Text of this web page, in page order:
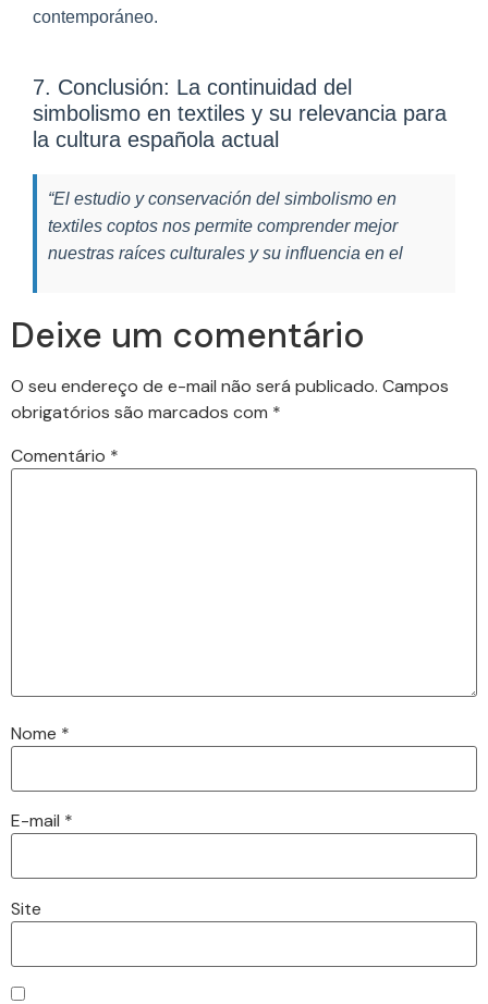
contemporáneo.
7. Conclusión: La continuidad del
simbolismo en textiles y su relevancia para
la cultura española actual
“El estudio y conservación del simbolismo en
textiles coptos nos permite comprender mejor
nuestras raíces culturales y su influencia en el
Deixe um comentário
O seu endereço de e-mail não será publicado. Campos
obrigatórios são marcados com *
Comentário *
Nome *
E-mail *
Site